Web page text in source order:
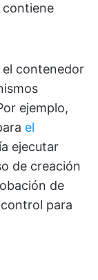
contiene
el contenedor
ejemplo,
el
ejecutar
de creación
de
para